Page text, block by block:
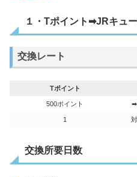
１・Tポイント➡JRキュ
交換レート
Tポイント
500ポイント ➡
1 対
交換所要日数